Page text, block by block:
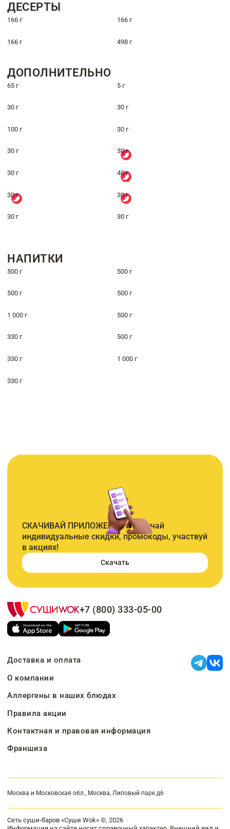
ДЕСЕРТЫ
166 г 166 г
166 г 498 г
ДОПОЛНИТЕЛЬНО
65 г 5 г
30 г 30 г
100 г 30 г
30 г 30 г
30 г 40 г
30 г 30 г
30 г 30 г
НАПИТКИ
500 г 500 г
500 г 500 г
1 000 г 500 г
330 г 500 г
330 г 1 000 г
330 г
СКАЧИВАЙ ПРИЛОЖЕНИЕ и получай
индивидуальные скидки, промокоды, участвуй
в акциях!
Скачать
+7 (800) 333-05-00
Доставка и оплата
О компании
Аллергены в наших блюдах
Правила акции
Контактная и правовая информация
Франшиза
Москва и Московская обл., Москва, Липовый парк д6
Сеть суши-баров «Суши Wok» ©, 2026